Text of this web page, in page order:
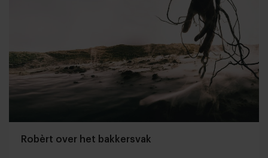
Robèrt over het bakkersvak